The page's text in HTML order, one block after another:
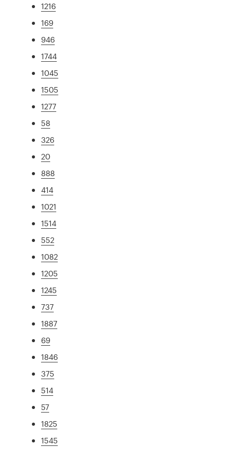
1216
169
946
1744
1045
1505
1277
58
326
20
888
414
1021
1514
552
1082
1205
1245
737
1887
69
1846
375
514
57
1825
1545